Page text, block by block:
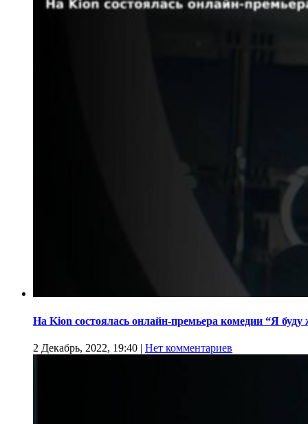
На Kion cостоялась онлайн-премьера комедии “Я буду
2 Декабрь, 2022, 19:40 | Нет комментариев